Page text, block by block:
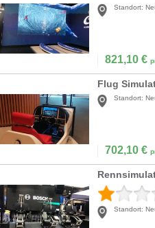
Standort:
821,10 €
Standort:
702,10 €
Standort: